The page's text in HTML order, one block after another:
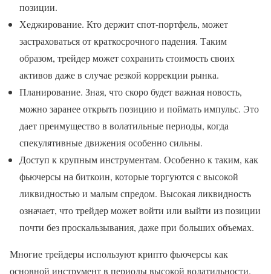
позиции.
Хеджирование. Кто держит спот-портфель, может
застраховаться от краткосрочного падения. Таким
образом, трейдер может сохранить стоимость своих
активов даже в случае резкой коррекции рынка.
Планирование. Зная, что скоро будет важная новость,
можно заранее открыть позицию и поймать импульс. Это
дает преимущество в волатильные периоды, когда
спекулятивные движения особенно сильны.
Доступ к крупным инструментам. Особенно к таким, как
фьючерсы на биткоин, которые торгуются с высокой
ликвидностью и малым спредом. Высокая ликвидность
означает, что трейдер может войти или выйти из позиции
почти без проскальзывания, даже при больших объемах.
Многие трейдеры используют крипто фьючерсы как
основной инструмент в периоды высокой волатильности.